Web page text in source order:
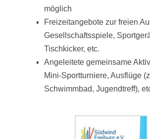
möglich
Freizeitangebote zur freien
Gesellschaftsspiele,
Tischkicker, etc.
Angeleitete gemeinsame
Mini-Sportturniere, Ausflüge
Schwimmbad, Jugendtreff),